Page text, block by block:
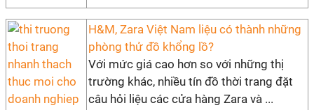
H&M, Zara Việt Nam liệu có thành những
phòng thử đồ khổng lồ?
Với mức giá cao hơn so với những thị
trường khác, nhiều tín đồ thời trang đặt
câu hỏi liệu các cửa hàng Zara và ...